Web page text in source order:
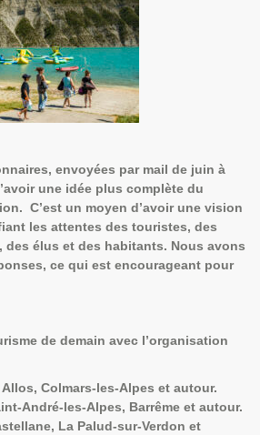
, envoyées par mail de juin à
une idée plus complète du
C’est un moyen d’avoir une vision
les attentes des touristes, des
élus et des habitants. Nous avons
, ce qui est encourageant pour
de demain avec l’organisation
Colmars-les-Alpes et autour.
André-les-Alpes, Barrême et autour.
La Palud-sur-Verdon et